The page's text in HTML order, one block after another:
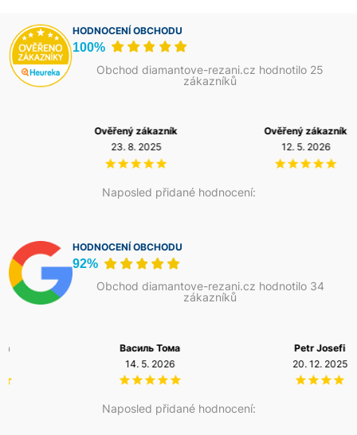
HODNOCENÍ OBCHODU
100%
Obchod diamantove-rezani.cz hodnotilo 25
zákazníků
Naposled přidané hodnocení:
Ověřený zákazník
23. 8. 2025
Ověřený zákazník
12. 5. 2026
HODNOCENÍ OBCHODU
92%
Obchod diamantove-rezani.cz hodnotilo 34
zákazníků
Naposled přidané hodnocení:
Василь Тома